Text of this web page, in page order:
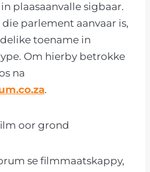
plaasaanvalle sigbaar.
parlement aanvaar is,
toename in
Om hierby betrokke
na
.
oor grond
se filmmaatskappy,